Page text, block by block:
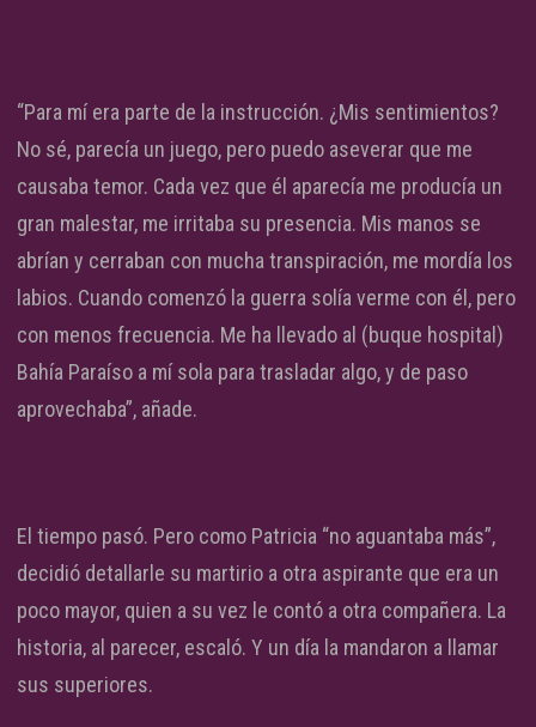
“Para mí era parte de la instrucción. ¿Mis sentimientos?
No sé, parecía un juego, pero puedo aseverar que me
causaba temor. Cada vez que él aparecía me producía un
gran malestar, me irritaba su presencia. Mis manos se
abrían y cerraban con mucha transpiración, me mordía los
labios. Cuando comenzó la guerra solía verme con él, pero
con menos frecuencia. Me ha llevado al (buque hospital)
Bahía Paraíso a mí sola para trasladar algo, y de paso
aprovechaba”, añade.
El tiempo pasó. Pero como Patricia “no aguantaba más”,
decidió detallarle su martirio a otra aspirante que era un
poco mayor, quien a su vez le contó a otra compañera. La
historia, al parecer, escaló. Y un día la mandaron a llamar
sus superiores.